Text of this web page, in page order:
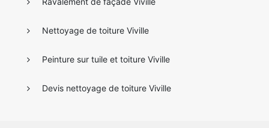
Nettoyage de toiture Viville
Peinture sur tuile et toiture Viville
Devis nettoyage de toiture Viville